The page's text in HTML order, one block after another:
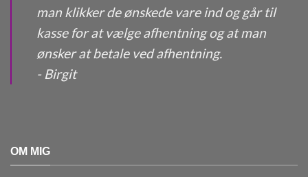
man klikker de ønskede vare ind og går til
kasse for at vælge afhentning og at man
ønsker at betale ved afhentning.
- Birgit
OM MIG